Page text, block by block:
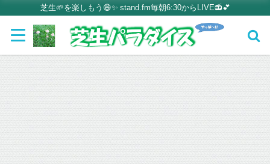
芝生🌱を楽しもう😄✨ stand.fm毎朝6:30からLIVE📻💕